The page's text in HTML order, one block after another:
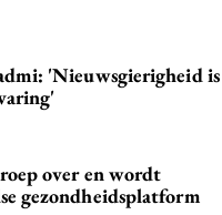
'Nieuwsgierigheid is
over en wordt
gezondheidsplatform